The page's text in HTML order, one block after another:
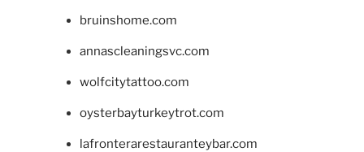
bruinshome.com
annascleaningsvc.com
wolfcitytattoo.com
oysterbayturkeytrot.com
lafronterarestauranteybar.com